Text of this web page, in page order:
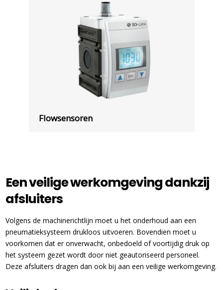
Flowsensoren
Een veilige werkomgeving dankzij
afsluiters
Volgens de machinerichtlijn moet u het onderhoud aan een
pneumatieksysteem drukloos uitvoeren. Bovendien moet u
voorkomen dat er onverwacht, onbedoeld of voortijdig druk op
het systeem gezet wordt door niet geautoriseerd personeel.
Deze afsluiters dragen dan ook bij aan een veilige werkomgeving.